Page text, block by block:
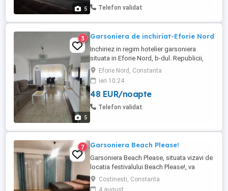
5
330lei noapte Cam 4 loc - 400lei noapte 1-
Telefon validat
5
3 Garsoniera de inchiriat-Eforie Nord
Inchiriez in regim hotelier garsoniera
situata in Eforie Nord, b-dul. Republicii,
zona Grand, 250 ron zi, pret negociabil in
functie de nr.de zile si nr.de persoane.
Garsoniera are toate utilitatile: centrala pe
gaz, chicineta bucatarie mica complet
utilata, baie cu cabina de dus, masina de
Eforie Nord, Constanta
ieri 10:24
48 EUR/noapte
Telefon validat
7 Garsoniera Beach Please!
Garsoniera Beach Please, situata vizavi de
locatia festivalului Beach Please!, va
asteapta intr-un decor tineresc, nou si
utilat pentru a asigura cazarea a 4
Costinesti, Constanta
4 august